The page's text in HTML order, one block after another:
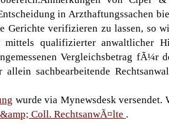
in Arzthaftungssachen
Gerichte verifizieren zu lassen, so
mittels qualifizierter anwaltlicher
Vergleichsbetrag fÃ¼r
allein sachbearbeitende
wurde via Mynewsdesk versendet.
Coll. RechtsanwÃ¤lte .